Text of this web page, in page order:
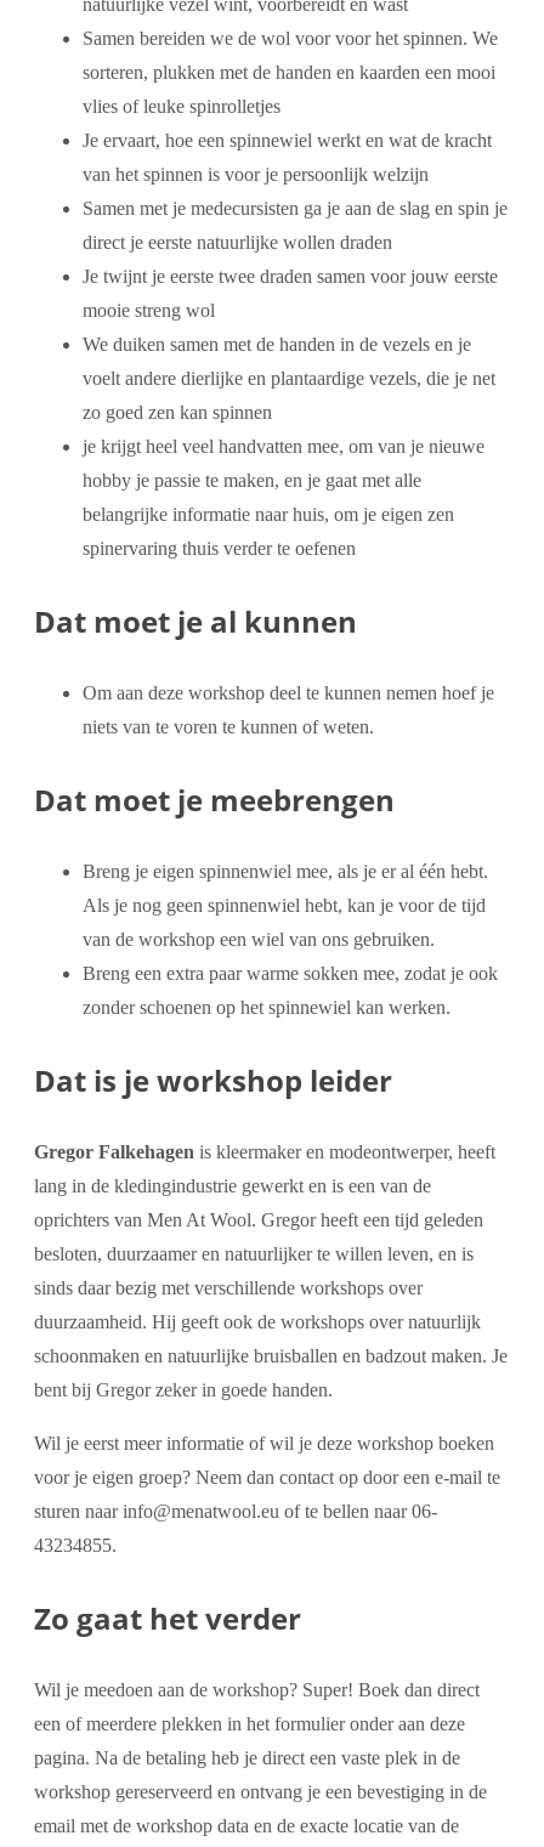
Samen bereiden we de wol voor voor het spinnen. We
sorteren, plukken met de handen en kaarden een mooi
vlies of leuke spinrolletjes
Je ervaart, hoe een spinnewiel werkt en wat de kracht
van het spinnen is voor je persoonlijk welzijn
Samen met je medecursisten ga je aan de slag en spin je
direct je eerste natuurlijke wollen draden
Je twijnt je eerste twee draden samen voor jouw eerste
mooie streng wol
We duiken samen met de handen in de vezels en je
voelt andere dierlijke en plantaardige vezels, die je net
zo goed zen kan spinnen
je krijgt heel veel handvatten mee, om van je nieuwe
hobby je passie te maken, en je gaat met alle
belangrijke informatie naar huis, om je eigen zen
spinervaring thuis verder te oefenen
Dat moet je al kunnen
Om aan deze workshop deel te kunnen nemen hoef je
niets van te voren te kunnen of weten.
Dat moet je meebrengen
Breng je eigen spinnenwiel mee, als je er al één hebt.
Als je nog geen spinnenwiel hebt, kan je voor de tijd
van de workshop een wiel van ons gebruiken.
Breng een extra paar warme sokken mee, zodat je ook
zonder schoenen op het spinnewiel kan werken.
Dat is je workshop leider
Gregor Falkehagen is kleermaker en modeontwerper, heeft
lang in de kledingindustrie gewerkt en is een van de
oprichters van Men At Wool. Gregor heeft een tijd geleden
besloten, duurzaamer en natuurlijker te willen leven, en is
sinds daar bezig met verschillende workshops over
duurzaamheid. Hij geeft ook de workshops over natuurlijk
schoonmaken en natuurlijke bruisballen en badzout maken. Je
bent bij Gregor zeker in goede handen.
Wil je eerst meer informatie of wil je deze workshop boeken
voor je eigen groep? Neem dan contact op door een e-mail te
sturen naar info@menatwool.eu of te bellen naar 06-
43234855.
Zo gaat het verder
Wil je meedoen aan de workshop? Super! Boek dan direct
een of meerdere plekken in het formulier onder aan deze
pagina. Na de betaling heb je direct een vaste plek in de
workshop gereserveerd en ontvang je een bevestiging in de
email met de workshop data en de exacte locatie van de